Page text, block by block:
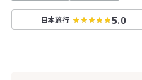
日本旅行 5.0